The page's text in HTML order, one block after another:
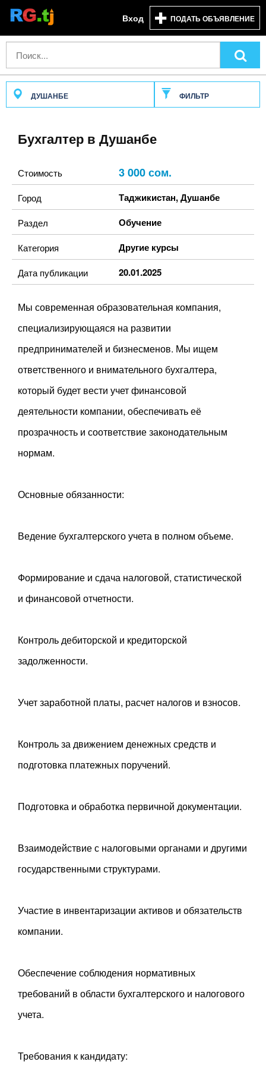
Вход ПОДАТЬ ОБЪЯВЛЕНИЕ
ДУШАНБЕ ФИЛЬТР
Бухгалтер в Душанбе
Стоимость 3 000 сом.
Город Таджикистан,Душанбе
Раздел Обучение
Категория Другие курсы
Дата публикации 20.01.2025
Мы современная образовательная компания,
специализирующаяся на развитии
предпринимателей и бизнесменов. Мы ищем
ответственного и внимательного бухгалтера,
который будет вести учет финансовой
деятельности компании, обеспечивать её
прозрачность и соответствие законодательным
нормам.
Основные обязанности:
Ведение бухгалтерского учета в полном объеме.
Формирование и сдача налоговой, статистической
и финансовой отчетности.
Контроль дебиторской и кредиторской
задолженности.
Учет заработной платы, расчет налогов и взносов.
Контроль за движением денежных средств и
подготовка платежных поручений.
Подготовка и обработка первичной документации.
Взаимодействие с налоговыми органами и другими
государственными структурами.
Участие в инвентаризации активов и обязательств
компании.
Обеспечение соблюдения нормативных
требований в области бухгалтерского и налогового
учета.
Требования к кандидату: